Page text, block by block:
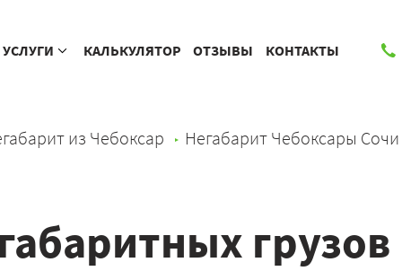
УСЛУГИ КАЛЬКУЛЯТОР ОТЗЫВЫ КОНТАКТЫ
из Чебоксар Негабарит Чебоксары Сочи